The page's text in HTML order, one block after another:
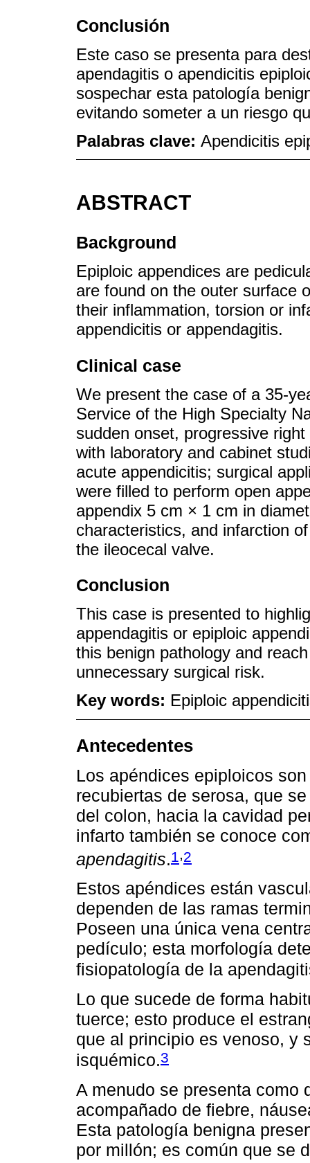
Conclusión
Este caso se presenta para
apendagitis o apendicitis
sospechar esta patología
evitando someter a un riesgo
Palabras clave: Apendicitis
ABSTRACT
Background
Epiploic appendices are
are found on the outer surface
their inflammation, torsion or
appendicitis or appendagitis.
Clinical case
We present the case of a 35-
Service of the High Specialty
sudden onset, progressive
with laboratory and cabinet
acute appendicitis; surgical
were filled to perform open
appendix 5 cm × 1 cm in
characteristics, and infarction
the ileocecal valve.
Conclusion
This case is presented to
appendagitis or epiploic
this benign pathology and
unnecessary surgical risk.
Key words: Epiploic
Antecedentes
Los apéndices epiploicos
recubiertas de serosa, que
del colon, hacia la cavidad
infarto también se conoce
apendagitis.1,2
Estos apéndices están
dependen de las ramas
Poseen una única vena
pedículo; esta morfología
fisiopatología de la
Lo que sucede de forma
tuerce; esto produce el
que al principio es venoso, y
isquémico.3
A menudo se presenta como
acompañado de fiebre,
Esta patología benigna
por millón; es común que se